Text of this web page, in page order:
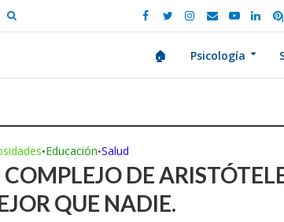
🏠 Psicología
•Educación•Salud
COMPLEJO DE
QUE NADIE.